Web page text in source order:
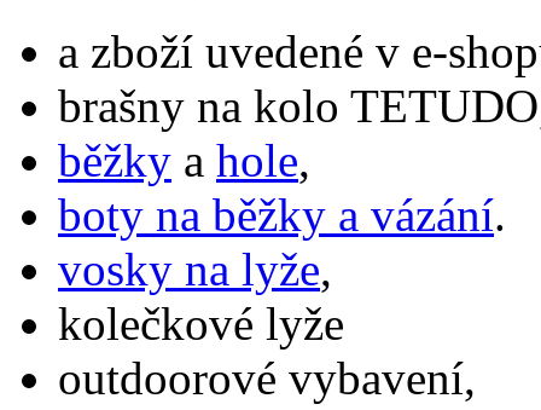
a zboží uvedené v e-
brašny na kolo
běžky a hole,
boty na běžky a vázání.
vosky na lyže,
kolečkové lyže
outdoorové vybavení,